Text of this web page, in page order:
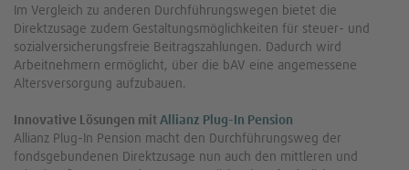
Im Vergleich zu anderen Durchführungswegen bietet die
Direktzusage zudem Gestaltungsmöglichkeiten für steuer- und
sozialversicherungsfreie Beitragszahlungen. Dadurch wird
Arbeitnehmern ermöglicht, über die bAV eine angemessene
Altersversorgung aufzubauen.
Innovative Lösungen mitAllianz Plug-In Pension
Allianz Plug-In Pension macht den Durchführungsweg der
fondsgebundenen Direktzusage nun auch den mittleren und